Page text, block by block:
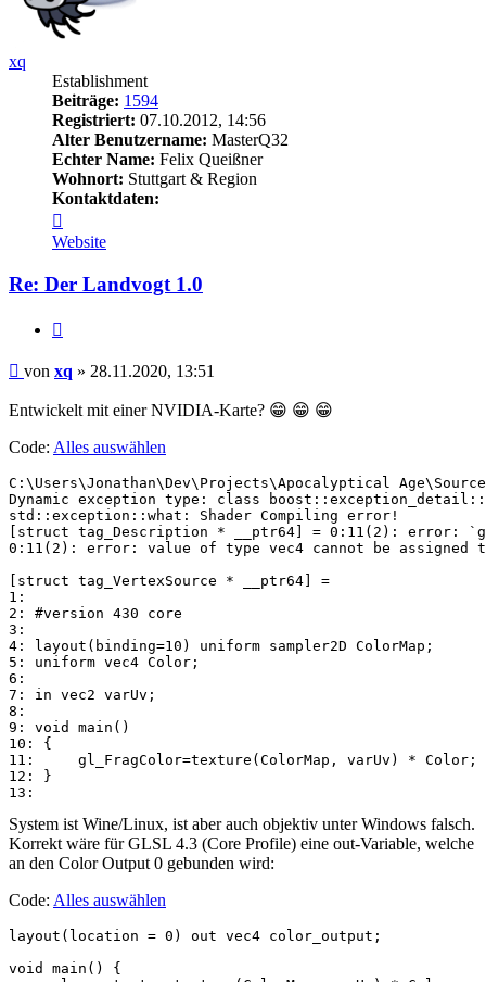
xq
Establishment
Beiträge: 1594
Registriert: 07.10.2012, 14:56
Alter Benutzername: MasterQ32
Echter Name: Felix Queißner
Wohnort: Stuttgart & Region
Kontaktdaten:
von
xq
Website
Re: Der Landvogt 1.0
Beitrag
von xq » 28.11.2020, 13:51
Entwickelt mit einer NVIDIA-Karte? 😁 😁 😁
Code: Alles auswählen
C:\Users\Jonathan\Dev\Projects\Apocalyptical
Dynamic exception type: class
std::exception::what: Shader Compiling error!
[struct tag_Description * __ptr64] = 0:11(2): error:
0:11(2): error: value of type vec4 cannot be
[struct tag_VertexSource * __ptr64] =
1:
2: #version 430 core
3:
4: layout(binding=10) uniform sampler2D ColorMap;
5: uniform vec4 Color;
6:
7: in vec2 varUv;
8:
9: void main()
10: {
11:     gl_FragColor=texture(ColorMap, varUv) * Color;
12: }
System ist Wine/Linux, ist aber auch objektiv unter Windows falsch.
Korrekt wäre für GLSL 4.3 (Core Profile) eine out-Variable, welche
an den Color Output 0 gebunden wird:
Code: Alles auswählen
layout(location = 0) out vec4 color_output;
void main() {